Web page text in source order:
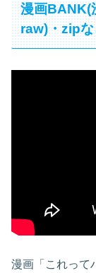
漫画BANK(
raw)・zipな
漫画「これって